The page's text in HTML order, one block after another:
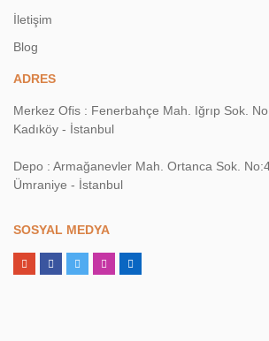
İletişim
Blog
ADRES
Merkez Ofis : Fenerbahçe Mah. Iğrıp Sok.
Kadıköy - İstanbul
Depo : Armağanevler Mah. Ortanca Sok.
Ümraniye - İstanbul
SOSYAL MEDYA